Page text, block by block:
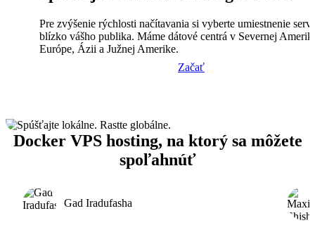
Pre zvýšenie rýchlosti načítavania si vyberte umiestnenie
blízko vášho publika. Máme dátové centrá v Severnej
Európe, Ázii a Južnej Amerike.
Začať
Docker VPS hosting, na ktorý sa môžete
spoľahnúť
Gad Iradufasha